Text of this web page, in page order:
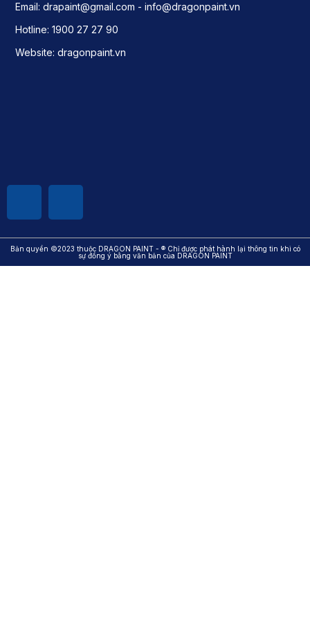
Email: drapaint@gmail.com - info@dragonpaint.vn
Hotline: 1900 27 27 90
Website: dragonpaint.vn
Bản quyền ©2023 thuộc DRAGON PAINT - ® Chỉ được phát hành lại thông tin khi có
sự đồng ý bằng văn bản của DRAGON PAINT